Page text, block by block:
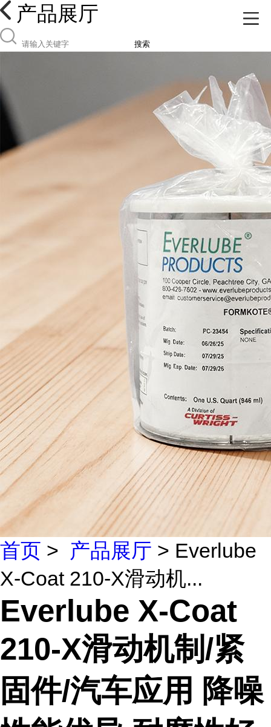
产品展厅
搜索
首页 > 产品展厅 > Everlube
X-Coat 210-X滑动机...
Everlube X-Coat
210-X滑动机制/紧
固件/汽车应用 降噪